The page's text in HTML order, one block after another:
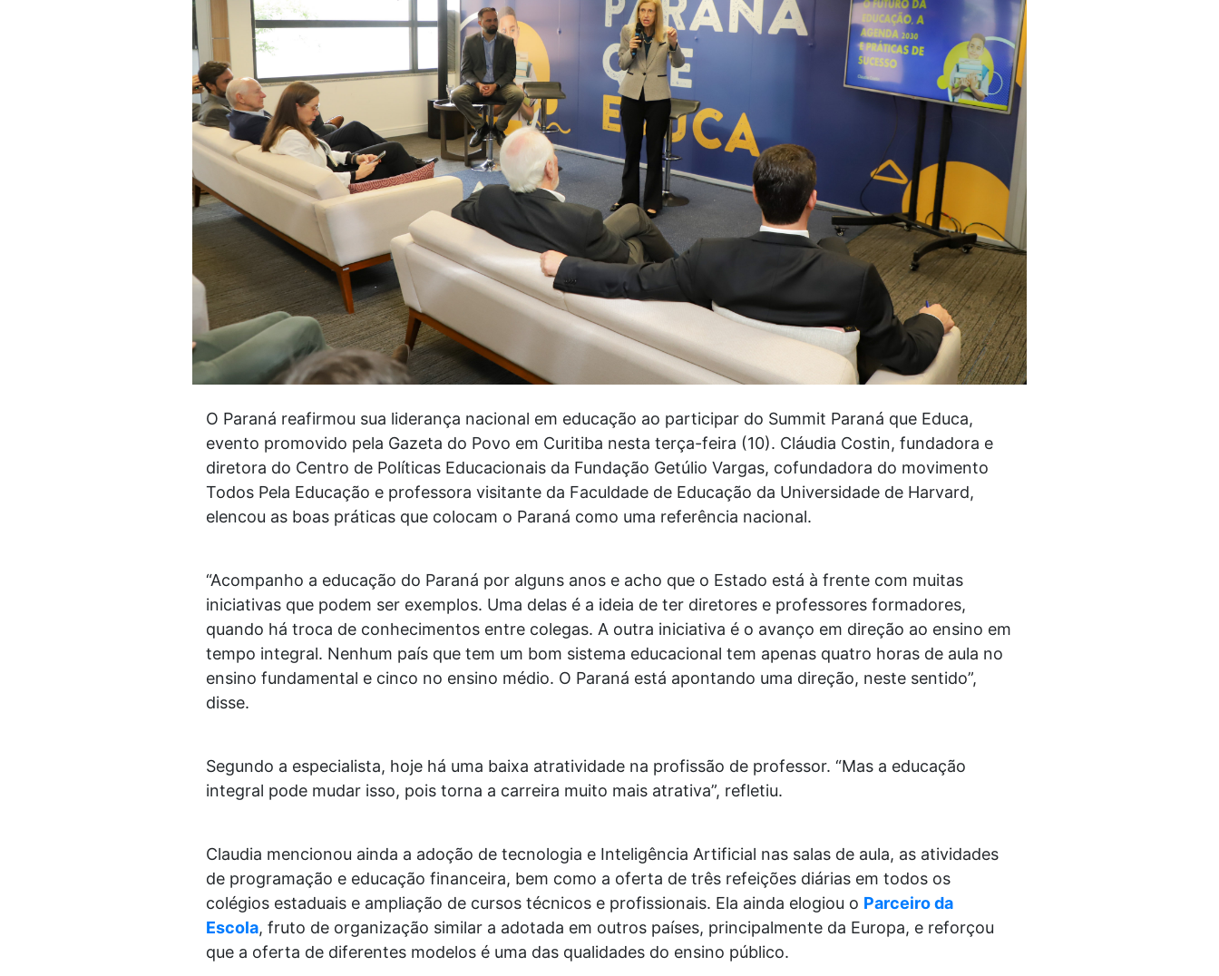
O Paraná reafirmou sua liderança nacional em educação ao participar do Summit Paraná que Educa,
evento promovido pela Gazeta do Povo em Curitiba nesta terça-feira (10). Cláudia Costin, fundadora e
diretora do Centro de Políticas Educacionais da Fundação Getúlio Vargas, cofundadora do movimento
Todos Pela Educação e professora visitante da Faculdade de Educação da Universidade de Harvard,
elencou as boas práticas que colocam o Paraná como uma referência nacional.
“Acompanho a educação do Paraná por alguns anos e acho que o Estado está à frente com muitas
iniciativas que podem ser exemplos. Uma delas é a ideia de ter diretores e professores formadores,
quando há troca de conhecimentos entre colegas. A outra iniciativa é o avanço em direção ao ensino em
tempo integral. Nenhum país que tem um bom sistema educacional tem apenas quatro horas de aula no
ensino fundamental e cinco no ensino médio. O Paraná está apontando uma direção, neste sentido”,
disse.
Segundo a especialista, hoje há uma baixa atratividade na profissão de professor. “Mas a educação
integral pode mudar isso, pois torna a carreira muito mais atrativa”, refletiu.
Claudia mencionou ainda a adoção de tecnologia e Inteligência Artificial nas salas de aula, as atividades
de programação e educação financeira, bem como a oferta de três refeições diárias em todos os
colégios estaduais e ampliação de cursos técnicos e profissionais. Ela ainda elogiou o Parceiro da
Escola, fruto de organização similar a adotada em outros países, principalmente da Europa, e reforçou
que a oferta de diferentes modelos é uma das qualidades do ensino público.